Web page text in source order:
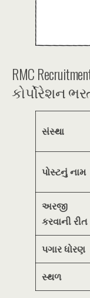
RMC
કોર્પોરેશન
સંસ્થા
પોસ્ટનું નામ
અરજી
કરવાની રીત
પગાર ધોરણ
સ્થળ